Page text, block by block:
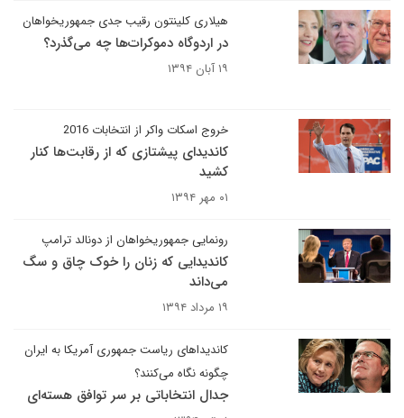
هیلاری کلینتون رقیب جدی جمهوریخواهان
در اردوگاه دموکرات‌ها چه می‌گذرد؟
۱۹ آبان ۱۳۹۴
خروج اسکات واکر از انتخابات 2016
کاندیدای پیشتازی که از رقابت‌ها کنار
کشید
۰۱ مهر ۱۳۹۴
رونمایی جمهوریخواهان از دونالد ترامپ
کاندیدایی که زنان را خوک چاق و سگ
می‌داند
۱۹ مرداد ۱۳۹۴
کاندیداهای ریاست جمهوری آمریکا به ایران
چگونه نگاه می‌کنند؟
جدال انتخاباتی بر سر توافق هسته‌ای